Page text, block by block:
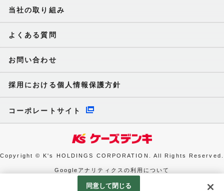
当社の取り組み
よくある質問
お問い合わせ
採用における個人情報保護方針
コーポレートサイト
Copyright © K's HOLDINGS CORPORATION. All Rights Reserved.
Googleアナリティクスの利用について
同意して閉じる